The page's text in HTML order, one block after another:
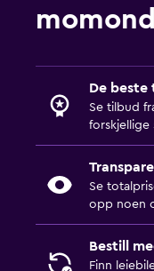
De beste
Se tilbud
forskjellige
Se
opp noen
Bestill
Finn